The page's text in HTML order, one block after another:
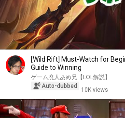
[Wild Rift] Must-Watch for
Guide to Winning
ゲーム廃人あめ兄【LOL解説】
Auto-dubbed
10K views